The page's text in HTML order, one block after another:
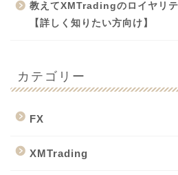
教えてXMTradingのロイヤリ
【詳しく知りたい方向け】
カテゴリー
FX
XMTrading